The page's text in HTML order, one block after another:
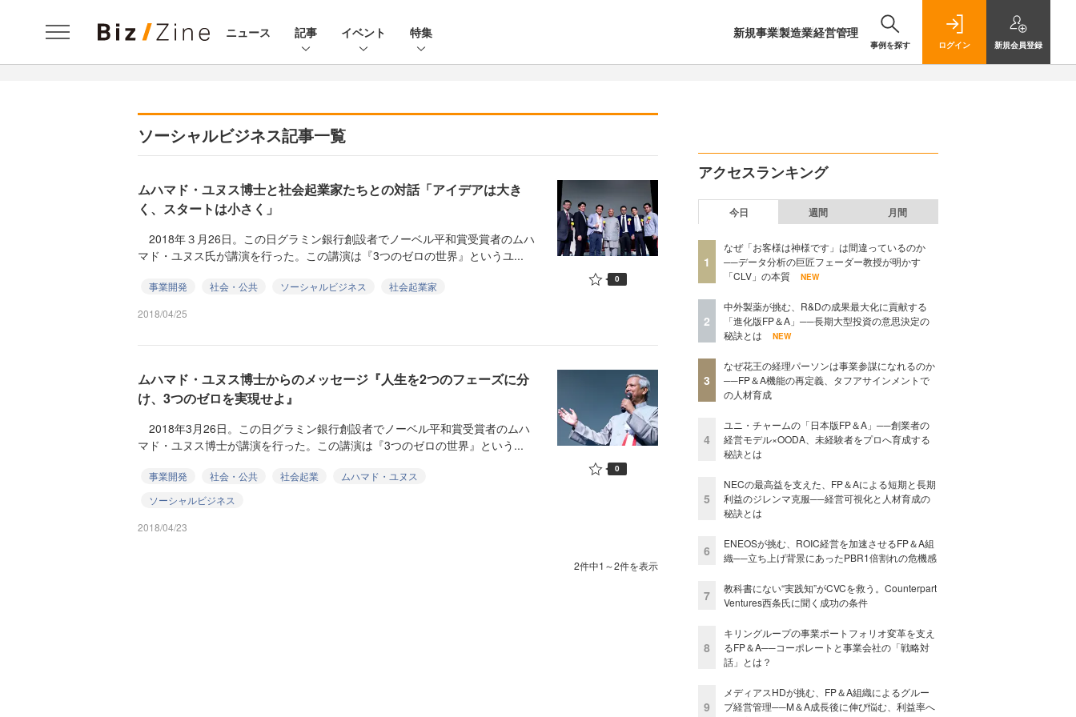
ニュース 記事 イベント 特集 新規事業製造業経営管理
事例を探す ログイン 新規会員登録
ソーシャルビジネス記事一覧
ムハマド・ユヌス博士と社会起業家たちとの対話「アイデアは大き
く、スタートは小さく」
2018年３月26日。この日グラミン銀行創設者でノーベル平和賞受賞者のムハ
マド・ユヌス氏が講演を行った。この講演は『3つのゼロの世界』というユ...
事業開発 社会・公共 ソーシャルビジネス
社会起業家
2018/04/25
0
ムハマド・ユヌス博士からのメッセージ『人生を2つのフェーズに分
け、3つのゼロを実現せよ』
2018年3月26日。この日グラミン銀行創設者でノーベル平和賞受賞者のムハ
マド・ユヌス博士が講演を行った。この講演は『3つのゼロの世界』という...
事業開発 社会・公共 社会起業
ムハマド・ユヌス
ソーシャルビジネス
2018/04/23
0
2件中1～2件を表示
アクセスランキング
今日 週間 月間
1
なぜ「お客様は神様です」は間違っているのか
──データ分析の巨匠フェーダー教授が明かす
「CLV」の本質
NEW
2
中外製薬が挑む、R&Dの成果最大化に貢献する
「進化版FP＆A」──長期大型投資の意思決定の
秘訣とは
NEW
3
なぜ花王の経理パーソンは事業参謀になれるのか
──FP＆A機能の再定義、タフアサインメントで
の人材育成
4
ユニ・チャームの「日本版FP＆A」──創業者の
経営モデル×OODA、未経験者をプロへ育成する
秘訣とは
5
NECの最高益を支えた、FP＆Aによる短期と長期
利益のジレンマ克服──経営可視化と人材育成の
秘訣とは
6
ENEOSが挑む、ROIC経営を加速させるFP＆A組
織──立ち上げ背景にあったPBR1倍割れの危機感
7
教科書にない“実践知”がCVCを救う。Counterpart
Ventures西条氏に聞く成功の条件
8
キリングループの事業ポートフォリオ変革を支え
るFP＆A──コーポレートと事業会社の「戦略対
話」とは？
9
メディアスHDが挑む、FP＆A組織によるグルー
プ経営管理──M＆A成長後に伸び悩む、利益率へ